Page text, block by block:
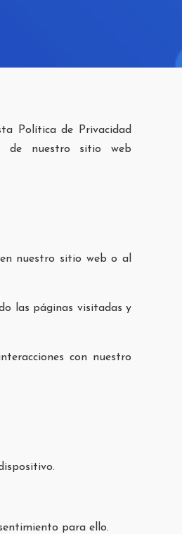
Política de Privacidad
de nuestro sitio web
nuestro sitio web o al
las páginas visitadas y
con nuestro
para ello.